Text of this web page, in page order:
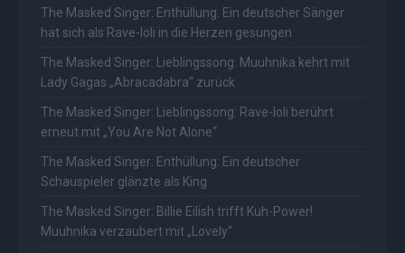
The Masked Singer: Enthüllung: Ein deutscher Sänger
hat sich als Rave-Ioli in die Herzen gesungen
The Masked Singer: Lieblingssong: Muuhnika kehrt mit
Lady Gagas „Abracadabra“ zurück
The Masked Singer: Lieblingssong: Rave-Ioli berührt
erneut mit „You Are Not Alone“
The Masked Singer: Enthüllung: Ein deutscher
Schauspieler glänzte als King
The Masked Singer: Billie Eilish trifft Kuh-Power!
Muuhnika verzaubert mit „Lovely“